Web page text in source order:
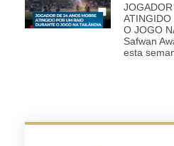
O JOGO
Safwan
esta